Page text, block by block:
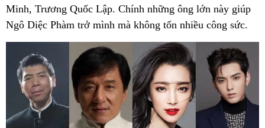
Minh, Trương Quốc Lập. Chính những ông lớn này giúp
Ngô Diệc Phàm trở mình mà không tốn nhiều công sức.